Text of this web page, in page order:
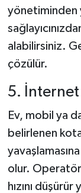
yönetiminden
alabilirsiniz.
çözülür.
5. İnternet
Ev, mobil ya
belirlenen
olur.
hızını